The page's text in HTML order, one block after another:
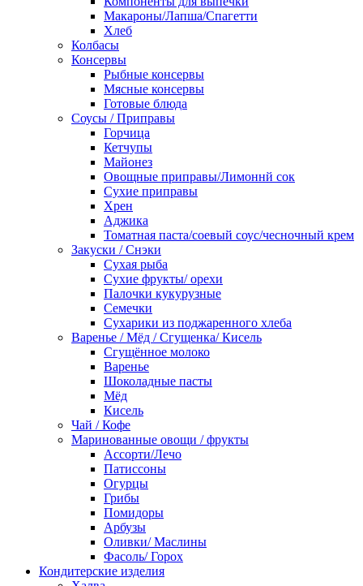
Макароны/Лапша/Спагетти
Хлеб
Колбасы
Консервы
Рыбные консервы
Мясные консервы
Готовые блюда
Соусы / Приправы
Горчица
Кетчупы
Майонез
Овощные приправы/Лимоннй сок
Сухие приправы
Хрен
Аджика
Томатная паста/соевый соус/чесночный крем
Закуски / Снэки
Сухая рыба
Сухие фрукты/ орехи
Палочки кукурузные
Семечки
Сухарики из поджаренного хлеба
Варенье / Мёд / Сгущенка/ Кисель
Сгущённое молоко
Варенье
Шоколадные пасты
Мёд
Кисель
Чай / Кофе
Маринованные овощи / фрукты
Ассорти/Лечо
Патиссоны
Огурцы
Грибы
Помидоры
Арбузы
Оливки/ Маслины
Фасоль/ Горох
Кондитерские изделия